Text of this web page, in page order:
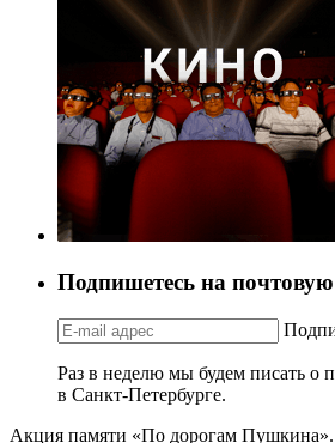
Подпишетесь на
Раз в неделю мы будем писать о
в Санкт-Петербурге.
Акция памяти «По дорогам Пушкина».